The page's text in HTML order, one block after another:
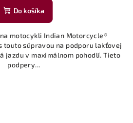
Do košíka
motocykli Indian Motorcycle®
touto súpravou na podporu lakťovej
jazdu v maximálnom pohodlí. Tieto
podpery...